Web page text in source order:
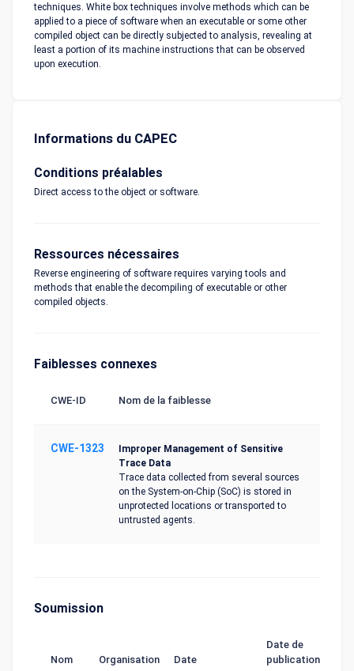
techniques. White box techniques involve methods which can be
applied to a piece of software when an executable or some other
compiled object can be directly subjected to analysis, revealing at
least a portion of its machine instructions that can be observed
upon execution.
Informations du CAPEC
Conditions préalables
Direct access to the object or software.
Ressources nécessaires
Reverse engineering of software requires varying tools and
methods that enable the decompiling of executable or other
compiled objects.
Faiblesses connexes
CWE-ID Nom de la faiblesse
CWE-1323
Improper Management of Sensitive
Trace Data
Trace data collected from several sources
on the System-on-Chip (SoC) is stored in
unprotected locations or transported to
untrusted agents.
Soumission
Nom Organisation Date
Date de
publication